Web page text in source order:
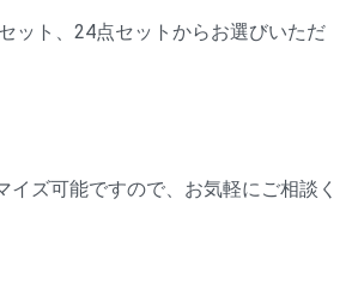
ット、24点セットからお選びいただ
イズ可能ですので、お気軽にご相談く